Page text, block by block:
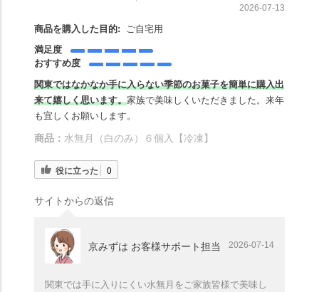
2026-07-13
商品を購入した目的:
ご自宅用
満足度
おすすめ度
関東ではなかなか手に入らない季節のお菓子を簡単に購入出
来て嬉しく思います。家族で美味しくいただきました。来年
も宜しくお願いします。
商品： 水無月（白のみ）６個入【冷凍】
役に立った 0
サイトからの返信
京みずは お客様サポート担当 2026-07-14
関東では手に入りにくい水無月をご家族皆様で美味し